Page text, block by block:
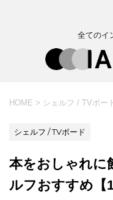
全てのイ
HOME > シェルフ / TVボー
シェルフ / TVボード
本をおしゃれに
ルフおすすめ【